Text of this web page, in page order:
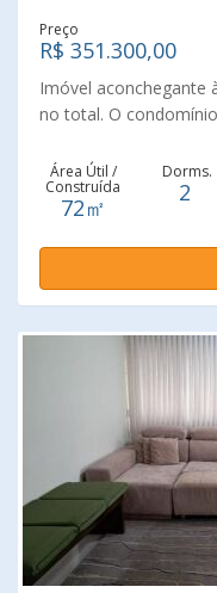
Preço
R$ 351.300,00
Imóvel aconchegante
no total. O
localizado, próximo a
Baixo, tais como UBS
Inovação, Colégio
Manual da Nóbrega e
Armários no quarto,
cozinha, Quartos e
Área Útil /
Construída
72㎡
Dorms.
2